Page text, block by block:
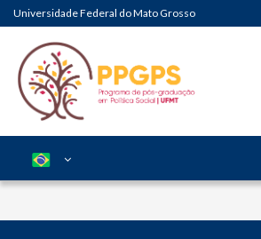
Universidade Federal do Mato Grosso